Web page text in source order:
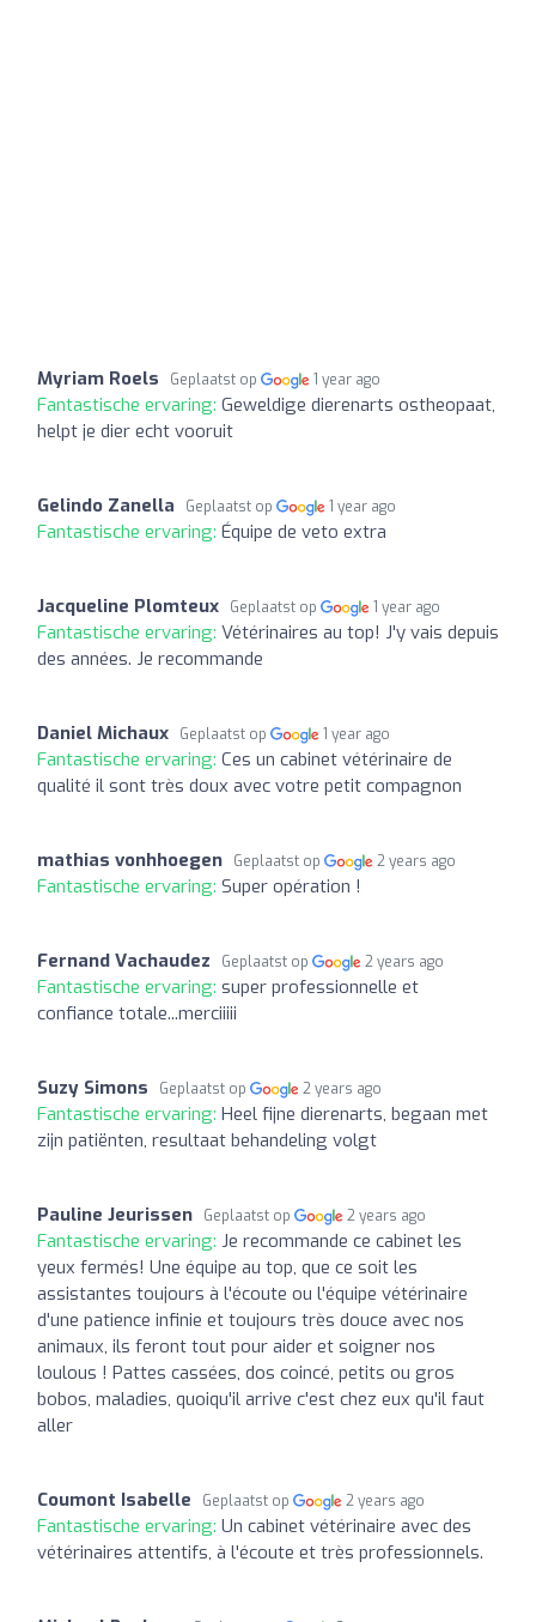
Myriam Roels Geplaatst op 1 year ago
Fantastische ervaring: Geweldige dierenarts ostheopaat,
helpt je dier echt vooruit
Gelindo Zanella Geplaatst op 1 year ago
Fantastische ervaring: Équipe de veto extra
Jacqueline Plomteux Geplaatst op 1 year ago
Fantastische ervaring: Vétérinaires au top! J'y vais depuis
des années. Je recommande
Daniel Michaux Geplaatst op 1 year ago
Fantastische ervaring: Ces un cabinet vétérinaire de
qualité il sont très doux avec votre petit compagnon
mathias vonhhoegen Geplaatst op 2 years ago
Fantastische ervaring: Super opération !
Fernand Vachaudez Geplaatst op 2 years ago
Fantastische ervaring: super professionnelle et
confiance totale...merciiiii
Suzy Simons Geplaatst op 2 years ago
Fantastische ervaring: Heel fijne dierenarts, begaan met
zijn patiënten, resultaat behandeling volgt
Pauline Jeurissen Geplaatst op 2 years ago
Fantastische ervaring: Je recommande ce cabinet les
yeux fermés! Une équipe au top, que ce soit les
assistantes toujours à l'écoute ou l'équipe vétérinaire
d'une patience infinie et toujours très douce avec nos
animaux, ils feront tout pour aider et soigner nos
loulous ! Pattes cassées, dos coincé, petits ou gros
bobos, maladies, quoiqu'il arrive c'est chez eux qu'il faut
aller
Coumont Isabelle Geplaatst op 2 years ago
Fantastische ervaring: Un cabinet vétérinaire avec des
vétérinaires attentifs, à l'écoute et très professionnels.